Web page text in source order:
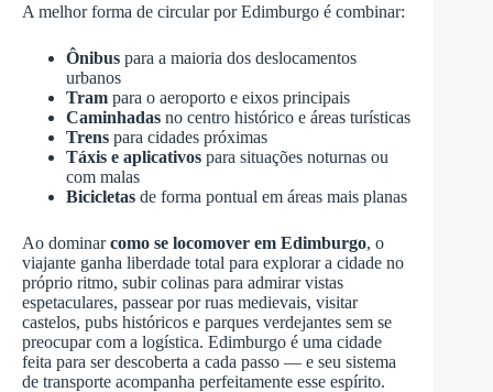
A melhor forma de circular por Edimburgo é combinar:
Ônibus para a maioria dos deslocamentos
urbanos
Tram para o aeroporto e eixos principais
Caminhadas no centro histórico e áreas turísticas
Trens para cidades próximas
Táxis e aplicativos para situações noturnas ou
com malas
Bicicletas de forma pontual em áreas mais planas
Ao dominarcomo se locomover em Edimburgo, o
viajante ganha liberdade total para explorar a cidade no
próprio ritmo, subir colinas para admirar vistas
espetaculares, passear por ruas medievais, visitar
castelos, pubs históricos e parques verdejantes sem se
preocupar com a logística. Edimburgo é uma cidade
feita para ser descoberta a cada passo — e seu sistema
de transporte acompanha perfeitamente esse espírito.